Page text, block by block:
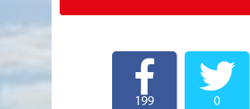
199 0